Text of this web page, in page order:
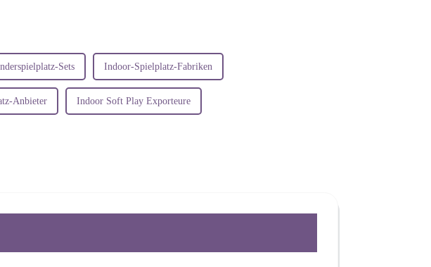
Sets Indoor-Spielplatz-Fabriken
Anbieter Indoor Soft Play Exporteure